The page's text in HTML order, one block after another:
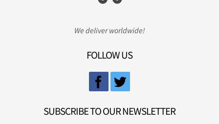
We deliver worldwide!
FOLLOW US
SUBSCRIBE TO OUR NEWSLETTER